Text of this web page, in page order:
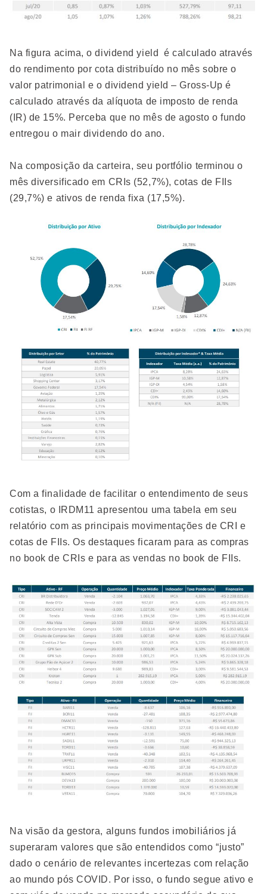
Na figura acima, o dividend yield é calculado através
do rendimento por cota distribuído no mês sobre o
valor patrimonial e o dividend yield – Gross-Up é
calculado através da alíquota de imposto de renda
(IR) de 15%. Perceba que no mês de agosto o fundo
entregou o mair dividendo do ano.
Na composição da carteira, seu portfólio terminou o
mês diversificado em CRIs (52,7%), cotas de FIIs
(29,7%) e ativos de renda fixa (17,5%).
Com a finalidade de facilitar o entendimento de seus
cotistas, o IRDM11 apresentou uma tabela em seu
relatório com as principais movimentações de CRI e
cotas de FIIs. Os destaques ficaram para as compras
no book de CRIs e para as vendas no book de FIIs.
Na visão da gestora, alguns fundos imobiliários já
superaram valores que são entendidos como “justo”
dado o cenário de relevantes incertezas com relação
ao mundo pós COVID. Por isso, o fundo segue ativo e